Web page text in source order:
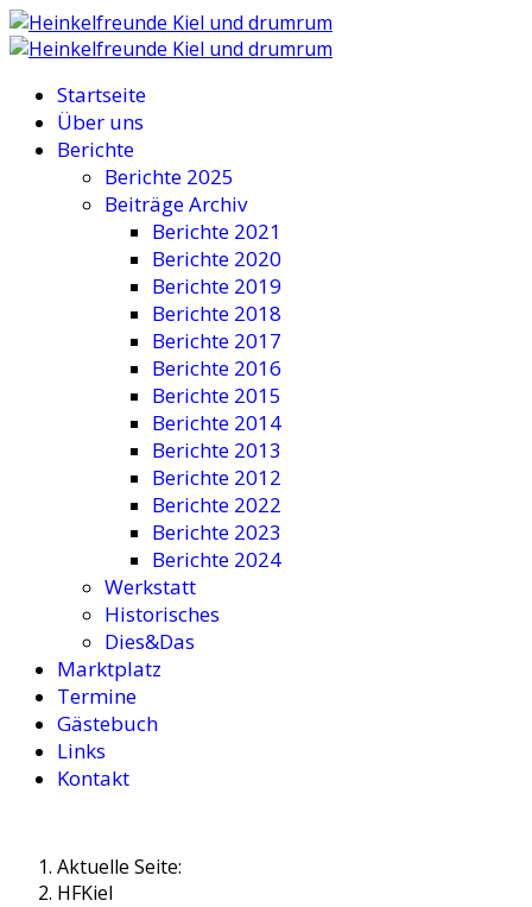
Startseite
Über uns
Berichte
Berichte 2025
Beiträge Archiv
Berichte 2021
Berichte 2020
Berichte 2019
Berichte 2018
Berichte 2017
Berichte 2016
Berichte 2015
Berichte 2014
Berichte 2013
Berichte 2012
Berichte 2022
Berichte 2023
Berichte 2024
Werkstatt
Historisches
Dies&Das
Marktplatz
Termine
Gästebuch
Links
Kontakt
Aktuelle Seite:
HFKiel